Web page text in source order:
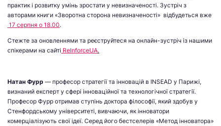
практик і розвитку умінь зростати у невизначеності. Зустріч з
авторами книги «Зворотна сторона невизначеності» відбудеться вже
17 серпня о 18.00.
Стежте за оновленнями та реєструйтеся на онлайн-зустріч із нашими
спікерами на сайті ReInforceUA.
Натан Фурр — професор стратегії та інновацій в INSEAD у Парижі,
визнаний експерт у сфері інноваційної та технологічної стратегії.
Професор Фурр отримав ступінь доктора філософії, який здобув у
Стенфордському університеті, вивчаючи, як інноватори
комерціалізують свої ідеї. Серед його бестселерів «Метод інноватора»